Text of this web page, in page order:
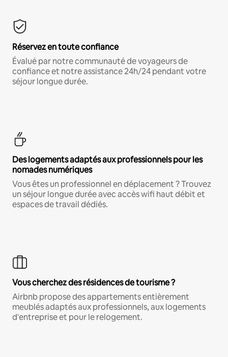
Réservez en toute confiance
Évalué par notre communauté de voyageurs de
confiance et notre assistance 24h/24 pendant votre
séjour longue durée.
Des logements adaptés aux professionnels pour les
nomades numériques
Vous êtes un professionnel en déplacement ? Trouvez
un séjour longue durée avec accès wifi haut débit et
espaces de travail dédiés.
Vous cherchez des résidences de tourisme ?
Airbnb propose des appartements entièrement
meublés adaptés aux professionnels, aux logements
d'entreprise et pour le relogement.